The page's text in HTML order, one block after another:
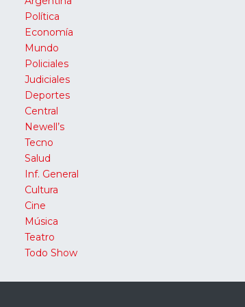
Política
Economía
Mundo
Policiales
Judiciales
Deportes
Central
Newell’s
Tecno
Salud
Inf. General
Cultura
Cine
Música
Teatro
Todo Show